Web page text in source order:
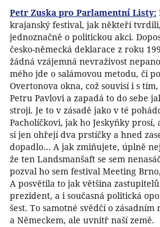
Petr Zuska pro Parlamentní Listy:
krajanský festival, jak někteří
jednoznačně o politickou akci.
česko-německá deklarace z roku
žádná vzájemná nevraživost
mého jde o salámovou metodu, či
Overtonova okna, což souvisí i s
Petru Pavlovi a zapadá to do sebe
stroji. Je to v zásadě jako v té
Pacholíčkovi, jak ho Jeskyňky
si jen ohřejí dva prstíčky a hned
dopadlo… A jak zmiňujete, úplně
že ten Landsmanšaft se sem
pozval ho sem festival Meeting
A posvětila to jak většina
prezident, a i současná politická
šest. To samotné svědčí o
a Německem, ale uvnitř naší země.